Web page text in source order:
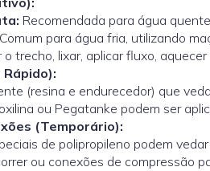
Recomendada para água
Comum para água fria, utilizando
o trecho, lixar, aplicar fluxo,
Rápido):
(resina e endurecedor) que
ou Pegatanke podem ser
(Temporário):
de polipropileno podem
ou conexões de compressão